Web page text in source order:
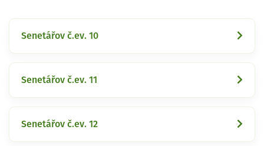
Senetářov č.ev. 10
Senetářov č.ev. 11
Senetářov č.ev. 12